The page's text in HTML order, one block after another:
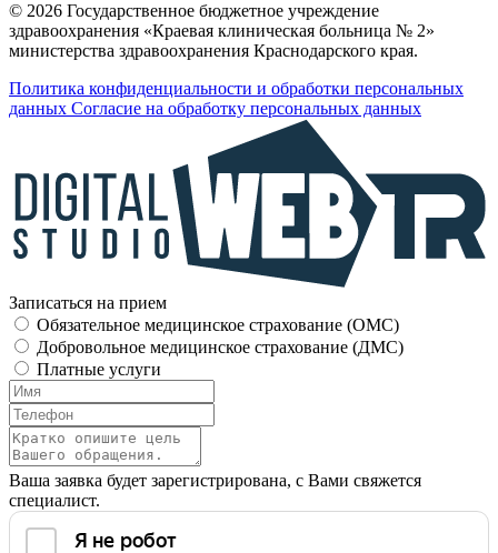
© 2026 Государственное бюджетное учреждение
здравоохранения «Краевая клиническая больница № 2»
министерства здравоохранения Краснодарского края.
Политика конфиденциальности и обработки персональных
данных Согласие на обработку персональных данных
Записаться на прием
Обязательное медицинское страхование (OMC)
Добровольное медицинское страхование (ДМС)
Платные услуги
Ваша заявка будет зарегистрирована, с Вами свяжется
специалист.